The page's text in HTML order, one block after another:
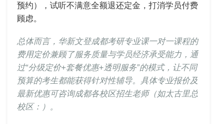
预约），试听不满意全额退还定金，打消学员付费
顾虑。
总体而言，华新文登成都考研专业课一对一课程的
费用定价兼顾了服务质量与学员经济承受能力，通
过“分级定价+套餐优惠+透明服务”的模式，让不同
预算的考生都能获得针对性辅导。具体专业报价及
最新优惠可咨询成都各校区招生老师（如太古里总
校区：）。